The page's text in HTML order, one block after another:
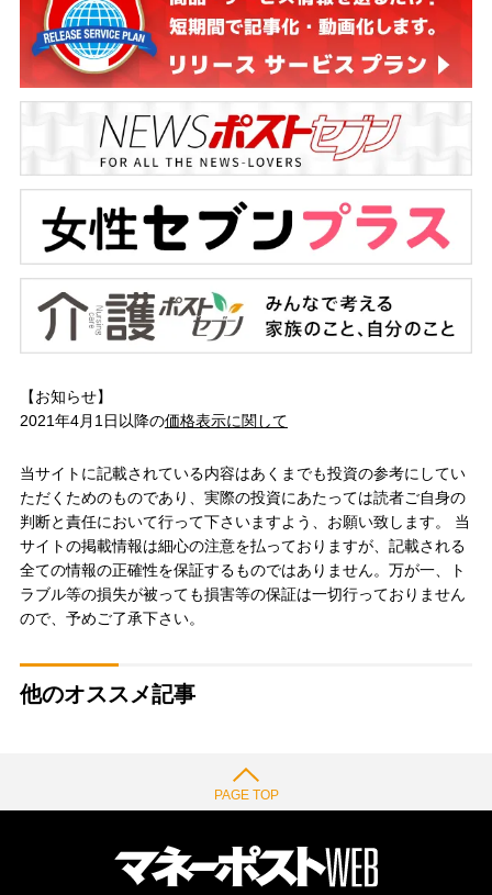
【お知らせ】
2021年4月1日以降の価格表示に関して
当サイトに記載されている内容はあくまでも投資の参考にしてい
ただくためのものであり、実際の投資にあたっては読者ご自身の
判断と責任において行って下さいますよう、お願い致します。 当
サイトの掲載情報は細心の注意を払っておりますが、記載される
全ての情報の正確性を保証するものではありません。万が一、ト
ラブル等の損失が被っても損害等の保証は一切行っておりません
ので、予めご了承下さい。
他のオススメ記事
PAGE TOP